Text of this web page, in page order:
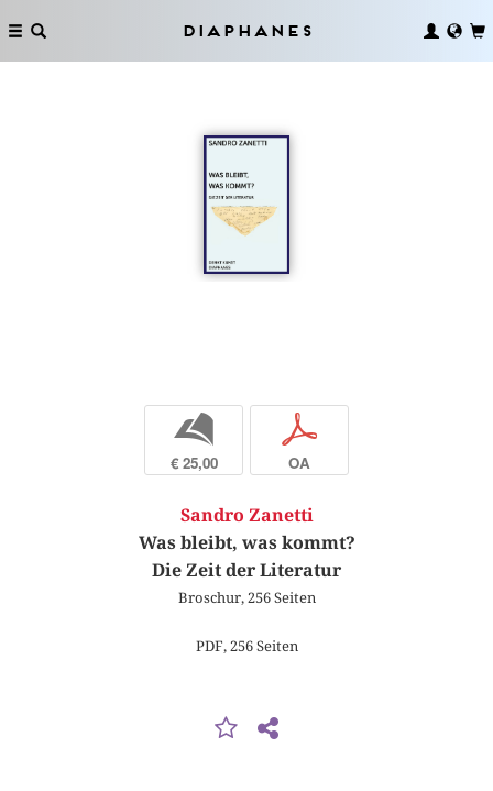
Diaphanes
b
€ 25,00
p
OA
Sandro Zanetti
Was bleibt, was kommt?
Die Zeit der Literatur
Broschur, 256 Seiten
PDF, 256 Seiten